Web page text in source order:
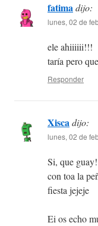
fatimadijo:
lunes, 02 de
ele ahiiiiii!!!
taría pero
Responder
Xiscadijo:
lunes, 02 de
Si, que
con toa la
fiesta jejeje
Ei os echo